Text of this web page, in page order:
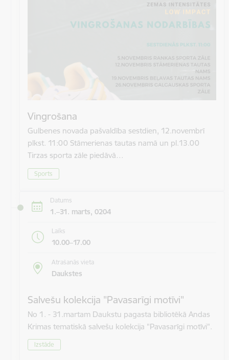
Vingrošana
Gulbenes novada pašvaldība sestdien, 12.novembrī
plkst. 11:00 Stāmerienas tautas namā un pl.13.00
Tirzas sporta zāle piedāvā…
Sports
Datums
1.–31. marts, 0204
Laiks
10.00–17.00
Atrašanās vieta
Daukstes
Salvešu kolekcija "Pavasarīgi motīvi"
No 1. - 31.martam Daukstu pagasta bibliotēkā Andas
Krimas tematiskā salvešu kolekcija "Pavasarīgi motīvi".
Izstāde